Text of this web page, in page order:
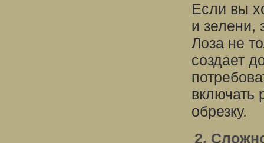
Если вы
и зелени,
Лоза не
создает
включать
обрезку.
2.